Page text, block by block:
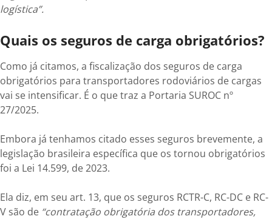
logística”.
Quais os seguros de carga obrigatórios?
Como já citamos, a fiscalização dos seguros de carga
obrigatórios para transportadores rodoviários de cargas
vai se intensificar. É o que traz a Portaria SUROC nº
27/2025.
Embora já tenhamos citado esses seguros brevemente, a
legislação brasileira específica que os tornou obrigatórios
foi a Lei 14.599, de 2023.
Ela diz, em seu art. 13, que os seguros RCTR-C, RC-DC e RC-
V são de “contratação obrigatória dos transportadores,